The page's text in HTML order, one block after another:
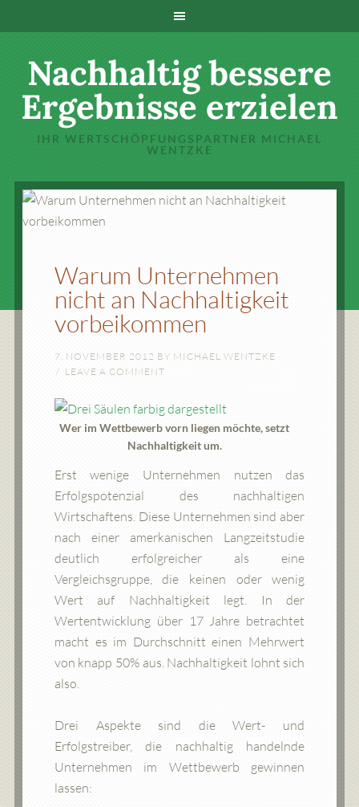
Nachhaltig bessere
Ergebnisse erzielen
IHR WERTSCHÖPFUNGSPARTNER MICHAEL
WENTZKE
Warum Unternehmen
nicht an Nachhaltigkeit
vorbeikommen
7. NOVEMBER 2012 BY MICHAEL WENTZKE
LEAVE A COMMENT
Wer im Wettbewerb vorn liegen möchte, setzt
Nachhaltigkeit um.
Erst wenige Unternehmen nutzen das
Erfolgspotenzial des nachhaltigen
Wirtschaftens. Diese Unternehmen sind aber
nach einer amerkanischen Langzeitstudie
deutlich erfolgreicher als eine
Vergleichsgruppe, die keinen oder wenig
Wert auf Nachhaltigkeit legt. In der
Wertentwicklung über 17 Jahre betrachtet
macht es im Durchschnitt einen Mehrwert
von knapp 50% aus. Nachhaltigkeit lohnt sich
also.
Drei Aspekte sind die Wert- und
Erfolgstreiber, die nachhaltig handelnde
Unternehmen im Wettbewerb gewinnen
lassen: